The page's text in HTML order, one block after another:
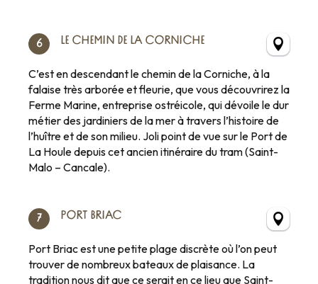
6 LE CHEMIN DE LA CORNICHE
C’est en descendant le chemin de la Corniche, à la
falaise très arborée et fleurie, que vous découvrirez la
Ferme Marine, entreprise ostréicole, qui dévoile le dur
métier des jardiniers de la mer à travers l’histoire de
l’huître et de son milieu. Joli point de vue sur le Port de
La Houle depuis cet ancien itinéraire du tram (Saint-
Malo – Cancale).
7 PORT BRIAC
Port Briac est une petite plage discrète où l’on peut
trouver de nombreux bateaux de plaisance. La
tradition nous dit que ce serait en ce lieu que Saint-